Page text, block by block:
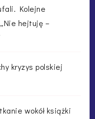
Kolejne
hejtuję –
kryzys polskiej
wokół książki